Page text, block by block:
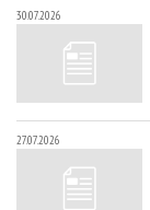
30.07.2026
27.07.2026